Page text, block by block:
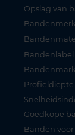
Opslag van
Bandenlabel
Goedkope
Banden